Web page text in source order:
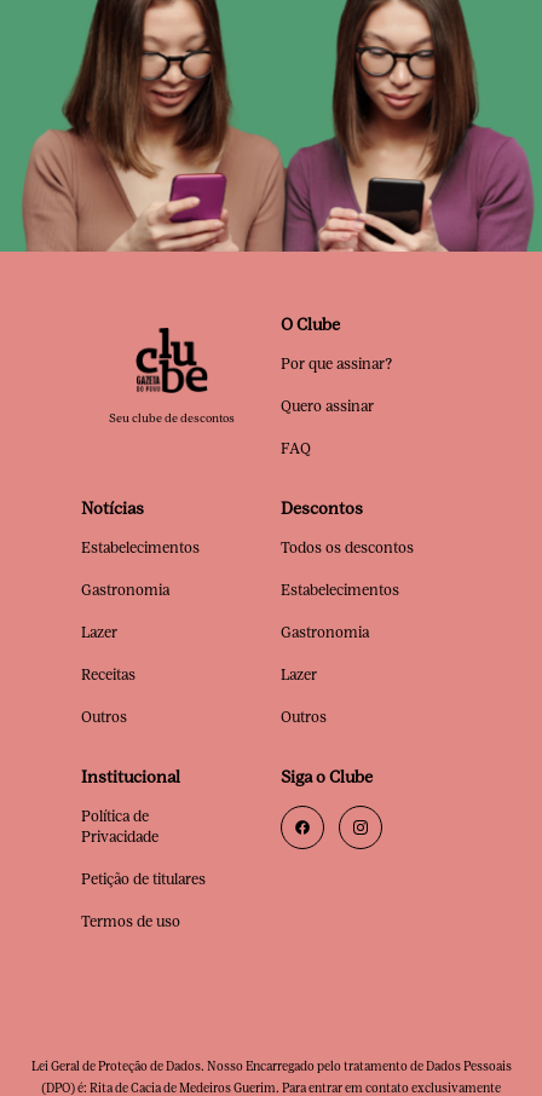
Seu clube de descontos
O Clube
Por que assinar?
Quero assinar
FAQ
Notícias
Estabelecimentos
Gastronomia
Lazer
Receitas
Outros
Descontos
Todos os descontos
Estabelecimentos
Gastronomia
Lazer
Outros
Institucional
Política de
Privacidade
Petição de titulares
Termos de uso
Siga o Clube
Lei Geral de Proteção de Dados. Nosso Encarregado pelo tratamento de Dados Pessoais
(DPO) é: Rita de Cacia de Medeiros Guerim. Para entrar em contato exclusivamente